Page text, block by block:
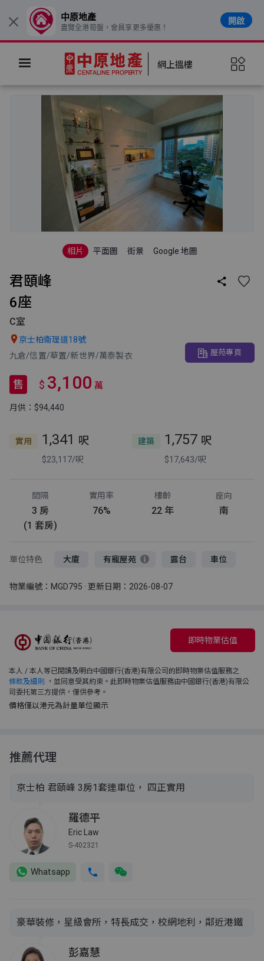
網上搵樓
相片 平面圖 街景 Google 地圖
君頤峰 
6座
C室
 京士柏衛理道18號
九倉/信置/華置/新世界/萬泰製衣
屋苑專頁
售 $ 3,100 萬
月供：$94,440
實用 1,341 呎
$23,117/呎
建築 1,757 呎
$17,643/呎
間隔
3 房
(1 套房)
實用率
76%
樓齡
22 年
座向
南
單位特色 大廈 有寵屋苑 露台 車位
物業編號：MGD795 · 更新日期：2026-08-07
即時物業估值
本人 / 本人等已閱讀及明白中國銀行(香港)有限公司的即時物業估值服務之
條款及細則
，並同意受其約束。此即時物業估值服務由中國銀行(香港)有限公
司委托第三方提供，僅供參考。
價格僅以港元為計量單位顯示
推薦代理
京士柏 君頤峰 3房1套連車位， 四正實用
羅德平
Eric Law
S-402321
Whatsapp
豪華裝修，星級會所，特長成交，校網地利，鄰近港鐵
彭嘉慧
× 中原地產
盡覽全港筍盤，會員享更多優惠！
開啟